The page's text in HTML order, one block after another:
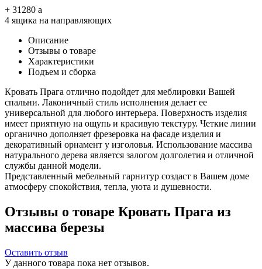
+ 31280 a
4 ящика на направляющих
Описание
Отзывы о товаре
Характеристики
Подъем и сборка
Кровать Прага отлично подойдет для меблировки Вашей
спальни. Лаконичный стиль исполнения делает ее
универсальной для любого интерьера. Поверхность изделия
имеет приятную на ощупь и красивую текстуру. Четкие линии
органично дополняет фрезеровка на фасаде изделия и
декоративный орнамент у изголовья. Использование массива
натурального дерева является залогом долголетия и отличной
службы данной модели.
Представленный мебельный гарнитур создаст в Вашем доме
атмосферу спокойствия, тепла, уюта и душевности.
Отзывы о товаре Кровать Прага из
массива березы
Оставить отзыв
У данного товара пока нет отзывов.